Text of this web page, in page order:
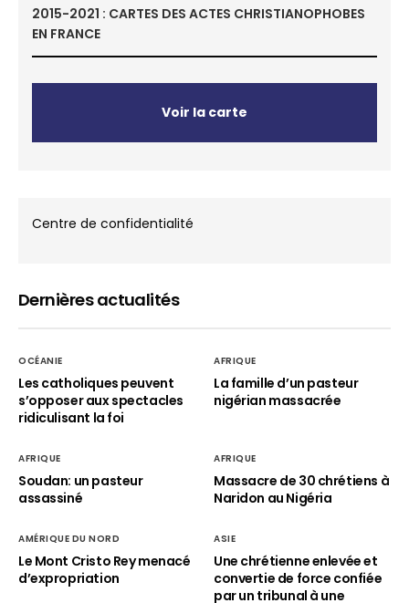
2015-2021 : CARTES DES ACTES CHRISTIANOPHOBES
EN FRANCE
Voir la carte
Centre de confidentialité
Dernières actualités
OCÉANIE
Les catholiques peuvent
s’opposer aux spectacles
ridiculisant la foi
AFRIQUE
La famille d’un pasteur
nigérian massacrée
AFRIQUE
Soudan: un pasteur
assassiné
AFRIQUE
Massacre de 30 chrétiens à
Naridon au Nigéria
AMÉRIQUE DU NORD
Le Mont Cristo Rey menacé
d’expropriation
ASIE
Une chrétienne enlevée et
convertie de force confiée
par un tribunal à une